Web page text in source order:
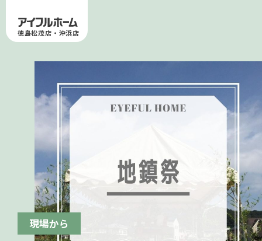
徳島松茂店・沖浜店
現場から